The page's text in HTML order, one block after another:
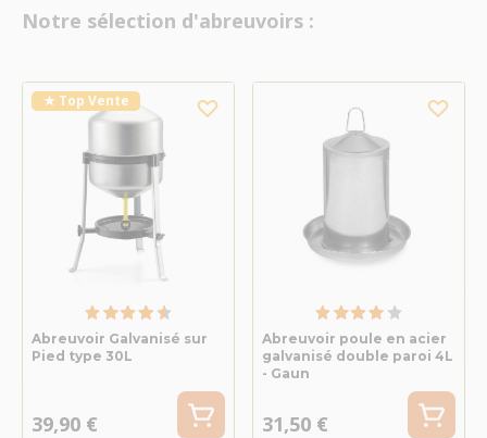
Notre sélection d'abreuvoirs :
★ Top Vente
Abreuvoir Galvanisé sur
Pied type 30L
39,90 €
Abreuvoir poule en acier
galvanisé double paroi 4L
- Gaun
31,50 €